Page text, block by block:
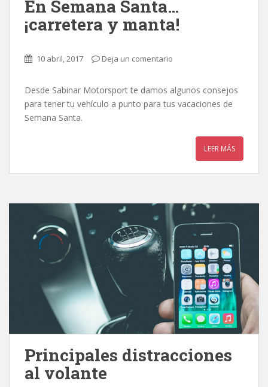
En Semana Santa…
¡carretera y manta!
10 abril, 2017 Deja un comentario
Desde Sabinar Motorsport te damos algunos consejos
para tener tu vehículo a punto para tus vacaciones de
Semana Santa.
LEER MÁS
Principales distracciones
al volante